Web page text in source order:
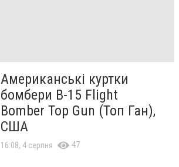
Американські куртки
бомбери B-15 Flight
Bomber Top Gun (Топ Ган),
США
16:08, 4 серпня 47